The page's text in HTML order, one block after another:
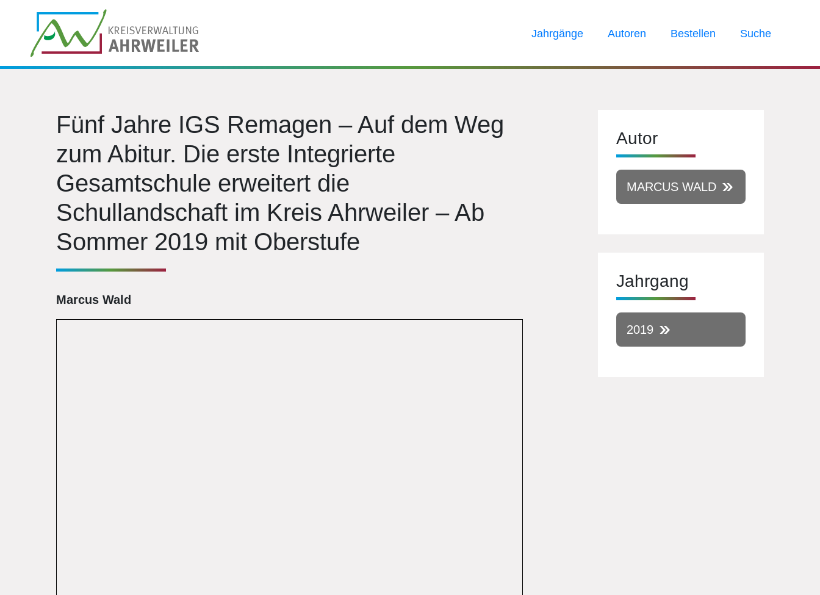
Jahrgänge Autoren Bestellen Suche
Fünf Jahre IGS Remagen – Auf dem Weg
zum Abitur. Die erste Integrierte
Gesamtschule erweitert die
Schullandschaft im Kreis Ahrweiler – Ab
Sommer 2019 mit Oberstufe
Marcus Wald
Autor
MARCUS WALD
Jahrgang
2019